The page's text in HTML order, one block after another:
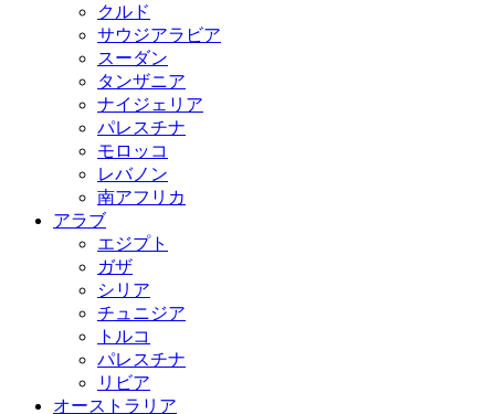
クルド
サウジアラビア
スーダン
タンザニア
ナイジェリア
パレスチナ
モロッコ
レバノン
南アフリカ
アラブ
エジプト
ガザ
シリア
チュニジア
トルコ
パレスチナ
リビア
オーストラリア